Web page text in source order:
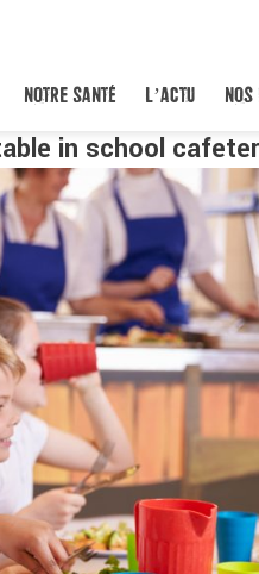
NOTRE SANTÉ L’ACTU
in school